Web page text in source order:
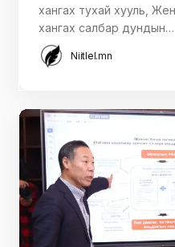
хангах тухай хууль,
хангах салбар дундын…
Niitlel.mn